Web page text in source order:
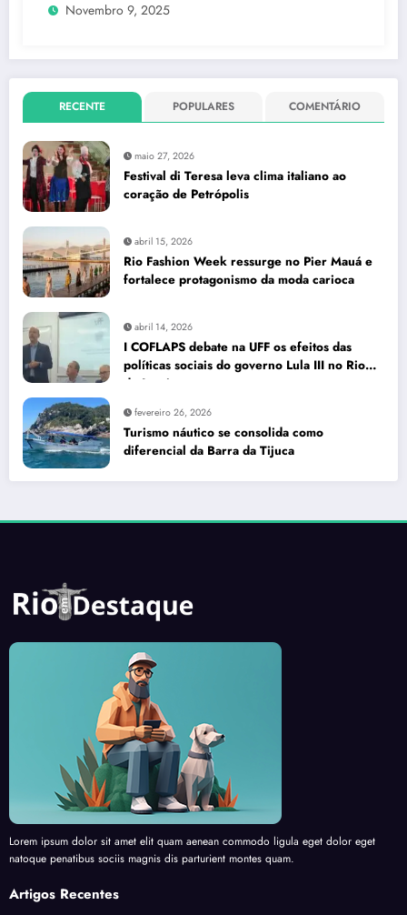
Novembro 9, 2025
RECENTE POPULARES COMENTÁRIO
maio 27, 2026
Festival di Teresa leva clima italiano ao
coração de Petrópolis
abril 15, 2026
Rio Fashion Week ressurge no Pier Mauá e
fortalece protagonismo da moda carioca
abril 14, 2026
I COFLAPS debate na UFF os efeitos das
políticas sociais do governo Lula III no Rio
de Janeiro
fevereiro 26, 2026
Turismo náutico se consolida como
diferencial da Barra da Tijuca
Lorem ipsum dolor sit amet elit quam aenean commodo ligula eget dolor eget
natoque penatibus sociis magnis dis parturient montes quam.
Artigos Recentes